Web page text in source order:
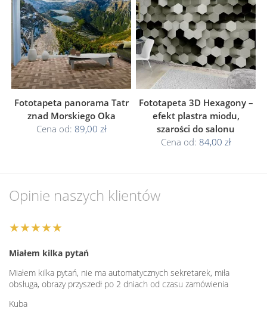
Fototapeta panorama Tatr
znad Morskiego Oka
Cena od: 89,00 zł
Fototapeta 3D Hexagony –
efekt plastra miodu,
szarości do salonu
Cena od: 84,00 zł
Opinie naszych klientów
★★★★★
Miałem kilka pytań
Miałem kilka pytań, nie ma automatycznych sekretarek, miła
obsługa, obrazy przyszedł po 2 dniach od czasu zamówienia
Kuba